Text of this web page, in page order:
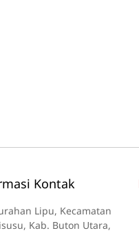
Kontak
Lipu, Kecamatan
Kab. Buton Utara,